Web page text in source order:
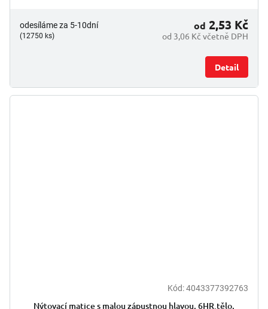
odesíláme za 5-10dní
(12750 ks) od 3,06 Kč včetně DPH
od 2,53 Kč
Detail
Kód:4043377392763
Nýtovací matice s malou zápustnou hlavou, 6HR.tělo,